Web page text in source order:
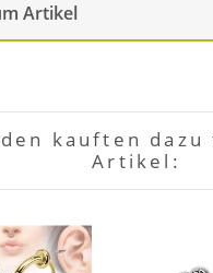
Artikel
kauften dazu
Artikel: